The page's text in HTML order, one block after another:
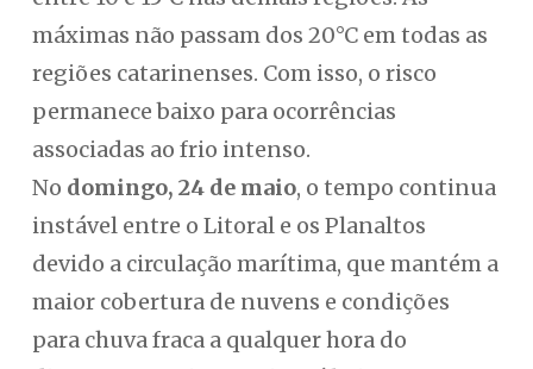
máximas não passam dos 20°C em todas as
regiões catarinenses. Com isso, o risco
permanece baixo para ocorrências
associadas ao frio intenso.
No domingo, 24 de maio, o tempo continua
instável entre o Litoral e os Planaltos
devido a circulação marítima, que mantém a
maior cobertura de nuvens e condições
para chuva fraca a qualquer hora do